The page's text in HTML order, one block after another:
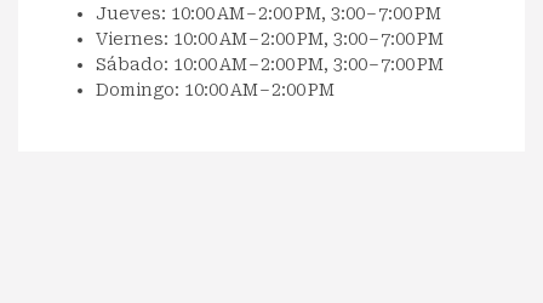
Jueves: 10:00 AM – 2:00 PM, 3:00 – 7:00 PM
Viernes: 10:00 AM – 2:00 PM, 3:00 – 7:00 PM
Sábado: 10:00 AM – 2:00 PM, 3:00 – 7:00 PM
Domingo: 10:00 AM – 2:00 PM